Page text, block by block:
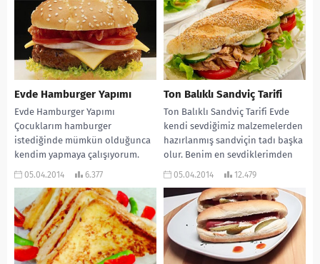
Evde Hamburger Yapımı
Evde Hamburger Yapımı
Çocuklarım hamburger
istediğinde mümkün olduğunca
kendim yapmaya çalışıyorum.
Evde hazırlanmış köftenin sağlık
olduğunu...
05.04.2014 6.377
Ton Balıklı Sandviç Tarifi
Ton Balıklı Sandviç Tarifi Evde
kendi sevdiğimiz malzemelerden
hazırlanmış sandviçin tadı başka
olur. Benim en sevdiklerimden
biri de ton balıklı...
05.04.2014 12.479